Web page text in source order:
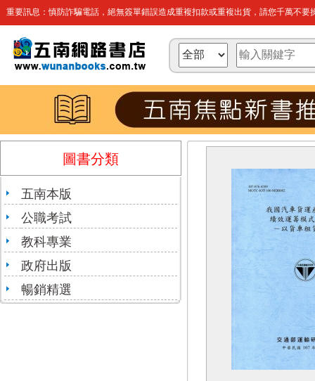
重要訊息：慎防詐騙電話，絕無簽單錯誤造成重複扣款或重複出貨，請您千萬不要
圖書分類
五南本版
公職考試
教科專業
政府出版
暢銷精選